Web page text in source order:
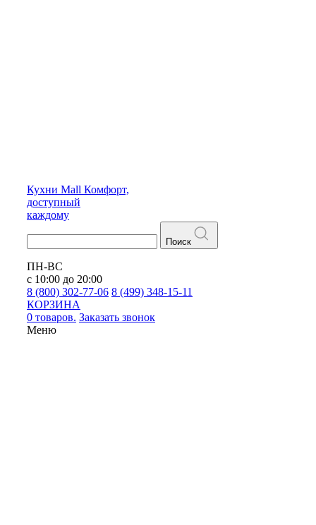
Кухни Mall Комфорт,
доступный
каждому
Поиск
ПН-ВС
с 10:00 до 20:00
8 (800) 302-77-06 8 (499) 348-15-11
КОРЗИНА
0 товаров. Заказать звонок
Меню